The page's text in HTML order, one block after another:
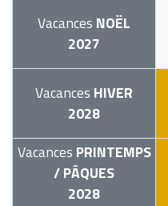
Vacances NOËL
2027
Vacances HIVER
2028
Vacances PRINTEMPS
/ PÂQUES
2028